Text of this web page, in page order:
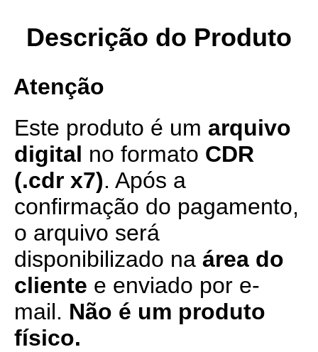
Descrição do Produto
Atenção
Este produto é um arquivo
digital no formato CDR
(.cdr x7). Após a
confirmação do pagamento,
o arquivo será
disponibilizado na área do
cliente e enviado por e-
mail. Não é um produto
físico.